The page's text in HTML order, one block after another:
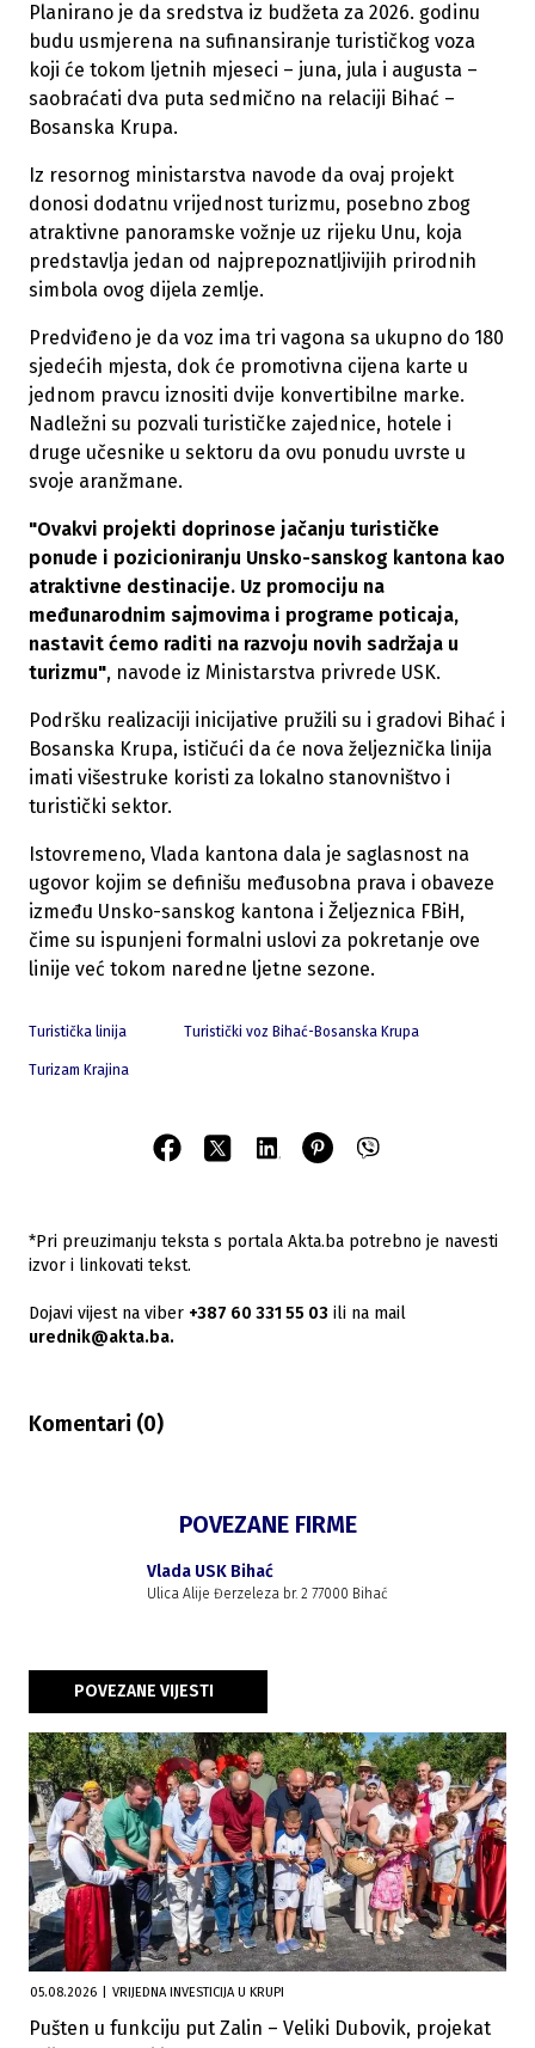
Planirano je da sredstva iz budžeta za 2026. godinu
budu usmjerena na sufinansiranje turističkog voza
koji će tokom ljetnih mjeseci – juna, jula i augusta –
saobraćati dva puta sedmično na relaciji Bihać –
Bosanska Krupa.
Iz resornog ministarstva navode da ovaj projekt
donosi dodatnu vrijednost turizmu, posebno zbog
atraktivne panoramske vožnje uz rijeku Unu, koja
predstavlja jedan od najprepoznatljivijih prirodnih
simbola ovog dijela zemlje.
Predviđeno je da voz ima tri vagona sa ukupno do 180
sjedećih mjesta, dok će promotivna cijena karte u
jednom pravcu iznositi dvije konvertibilne marke.
Nadležni su pozvali turističke zajednice, hotele i
druge učesnike u sektoru da ovu ponudu uvrste u
svoje aranžmane.
"Ovakvi projekti doprinose jačanju turističke
ponude i pozicioniranju Unsko-sanskog kantona kao
atraktivne destinacije. Uz promociju na
međunarodnim sajmovima i programe poticaja,
nastavit ćemo raditi na razvoju novih sadržaja u
turizmu", navode iz Ministarstva privrede USK.
Podršku realizaciji inicijative pružili su i gradovi Bihać i
Bosanska Krupa, ističući da će nova željeznička linija
imati višestruke koristi za lokalno stanovništvo i
turistički sektor.
Istovremeno, Vlada kantona dala je saglasnost na
ugovor kojim se definišu međusobna prava i obaveze
između Unsko-sanskog kantona i Željeznica FBiH,
čime su ispunjeni formalni uslovi za pokretanje ove
linije već tokom naredne ljetne sezone.
Turistička linija Turistički voz Bihać-Bosanska Krupa
Turizam Krajina
*Pri preuzimanju teksta s portala Akta.ba potrebno je navesti
izvor i linkovati tekst.
Dojavi vijest na viber +387 60 331 55 03 ili na mail
urednik@akta.ba.
Komentari (0)
POVEZANE FIRME
Vlada USK Bihać
Ulica Alije Đerzeleza br. 2 77000 Bihać
POVEZANE VIJESTI
05.08.2026 VRIJEDNA INVESTICIJA U KRUPI
Pušten u funkciju put Zalin – Veliki Dubovik, projekat